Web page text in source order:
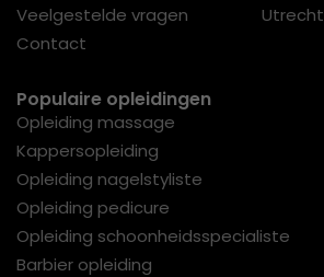
Veelgestelde vragen
Contact
Utrecht
Populaire opleidingen
Opleiding massage
Kappersopleiding
Opleiding nagelstyliste
Opleiding pedicure
Opleiding schoonheidsspecialiste
Barbier opleiding